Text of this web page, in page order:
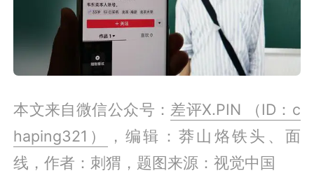
本文来自微信公众号： 差评X.PIN （ID：c
haping321）
，编辑：莽山烙铁头、面
线，作者：刺猬，题图来源：视觉中国